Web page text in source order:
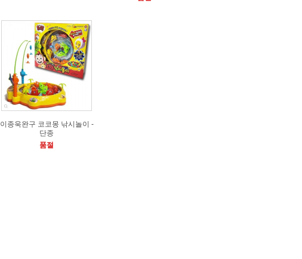
이종욱완구 코코몽 낚시놀이 -
단종
품절